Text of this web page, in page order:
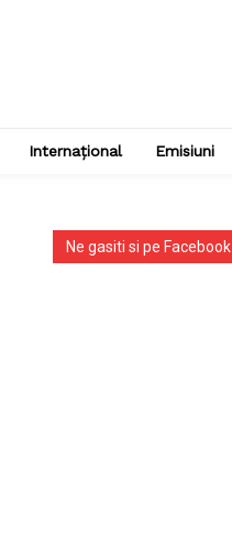
Internațional Emisiuni
Ne gasiti si pe Facebook